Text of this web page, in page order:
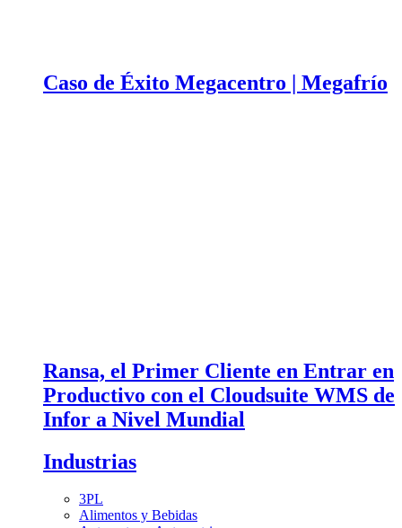
Caso de Éxito Megacentro | Megafrío
Ransa, el Primer Cliente en Entrar en
Productivo con el Cloudsuite WMS de
Infor a Nivel Mundial
Industrias
3PL
Alimentos y Bebidas